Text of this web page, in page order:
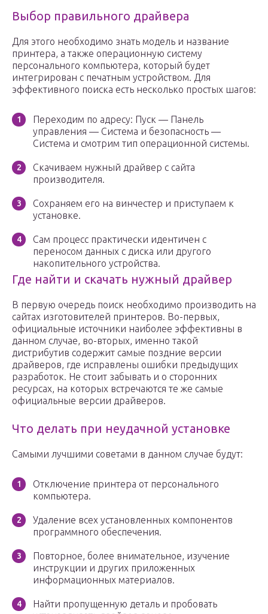
Выбор правильного драйвера
Для этого необходимо знать модель и название
принтера, а также операционную систему
персонального компьютера, который будет
интегрирован с печатным устройством. Для
эффективного поиска есть несколько простых шагов:
Переходим по адресу: Пуск — Панель
управления — Система и безопасность —
Система и смотрим тип операционной системы.
Скачиваем нужный драйвер с сайта
производителя.
Сохраняем его на винчестер и приступаем к
установке.
Сам процесс практически идентичен с
переносом данных с диска или другого
накопительного устройства.
Где найти и скачать нужный драйвер
В первую очередь поиск необходимо производить на
сайтах изготовителей принтеров. Во-первых,
официальные источники наиболее эффективны в
данном случае, во-вторых, именно такой
дистрибутив содержит самые поздние версии
драйверов, где исправлены ошибки предыдущих
разработок. Не стоит забывать и о сторонних
ресурсах, на которых встречаются те же самые
официальные версии драйверов.
Что делать при неудачной установке
Самыми лучшими советами в данном случае будут:
Отключение принтера от персонального
компьютера.
Удаление всех установленных компонентов
программного обеспечения.
Повторное, более внимательное, изучение
инструкции и других приложенных
информационных материалов.
Найти пропущенную деталь и пробовать